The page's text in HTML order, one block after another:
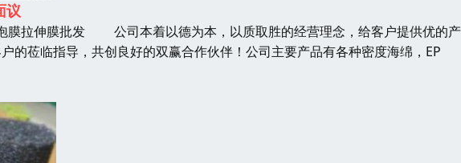
议
膜拉伸膜批发 公司本着以德为本，以质取胜的经营理念，给客户提供优的
的莅临指导，共创良好的双赢合作伙伴！公司主要产品有各种密度海绵，EP